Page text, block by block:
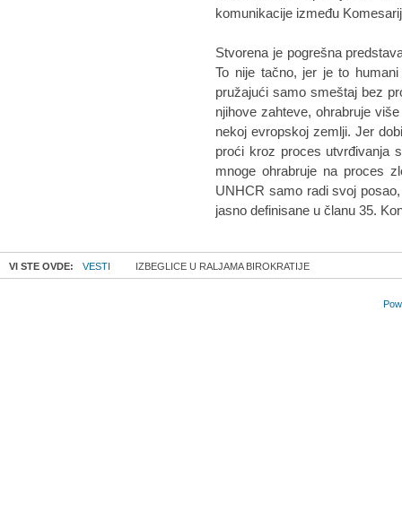
komunikacije između
Stvorena je pogrešna
To nije tačno, jer je to
pružajući samo smeštaj bez
njihove zahteve, ohrabruje
nekoj evropskoj zemlji. Jer
proći kroz proces utvrđivanja
mnoge ohrabruje na proces
UNHCR samo radi svoj
jasno definisane u članu 35.
VI STE OVDE: VESTI IZBEGLICE U RALJAMA BIROKRATIJE